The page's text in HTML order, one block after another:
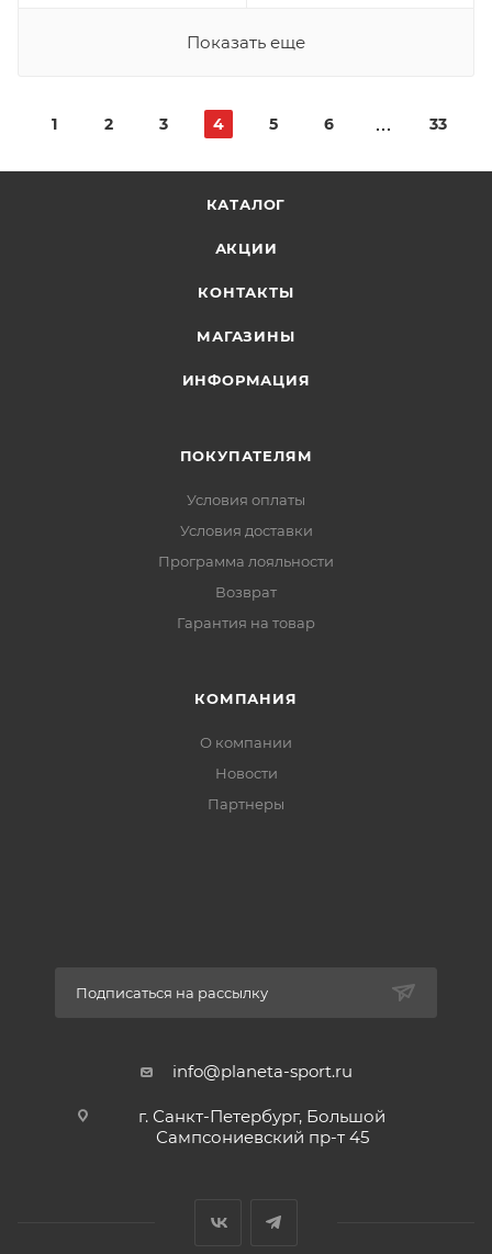
Показать еще
1 2 3 4 5 6 33
КАТАЛОГ
АКЦИИ
КОНТАКТЫ
МАГАЗИНЫ
ИНФОРМАЦИЯ
ПОКУПАТЕЛЯМ
Условия оплаты
Условия доставки
Программа лояльности
Возврат
Гарантия на товар
КОМПАНИЯ
О компании
Новости
Партнеры
Подписаться на рассылку
info@planeta-sport.ru
г. Санкт-Петербург, Большой
Сампсониевский пр-т 45